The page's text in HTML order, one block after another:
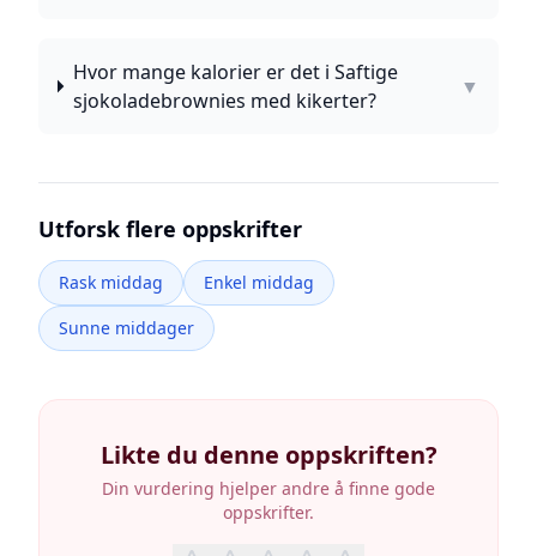
Hvor mange kalorier er det i Saftige
sjokoladebrownies med kikerter?
▼
Utforsk flere oppskrifter
Rask middag
Enkel middag
Sunne middager
Likte du denne oppskriften?
Din vurdering hjelper andre å finne gode
oppskrifter.